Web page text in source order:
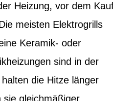
Heizung, vor dem
meisten Elektrogrills
Keramik- oder
sind in der
die Hitze länger
gleichmäßiger.